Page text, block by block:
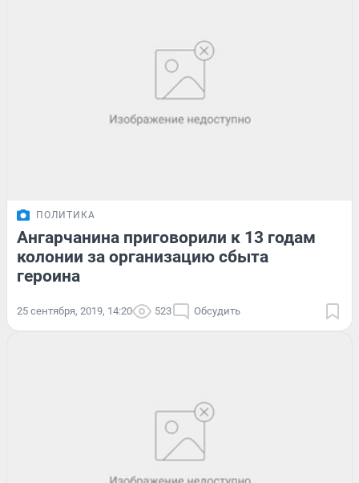
ПОЛИТИКА
Ангарчанина приговорили к 13 годам
колонии за организацию сбыта
героина
25 сентября, 2019, 14:20 523 Обсудить